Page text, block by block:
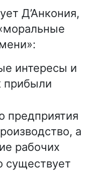
Д’Анкония,
интересы и
прибыли
предприятия
а
рабочих
существует